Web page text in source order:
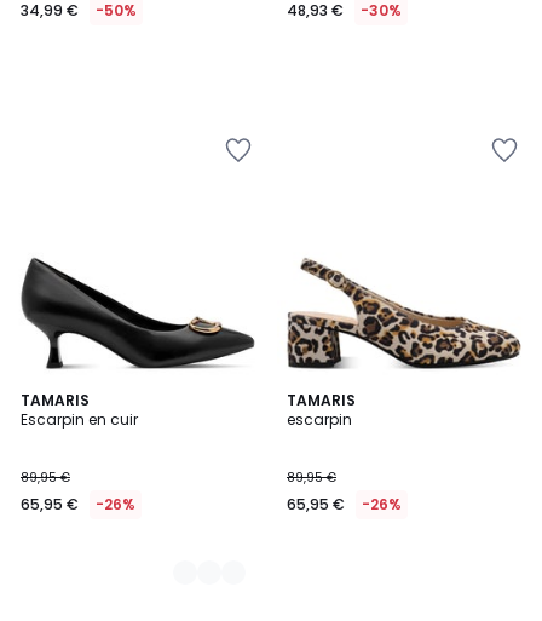
34,99 € -50% 48,93 € -30%
TAMARIS
Escarpin en cuir
89,95 €
65,95 € -26%
2
Couleurs
TAMARIS
escarpin
89,95 €
65,95 € -26%